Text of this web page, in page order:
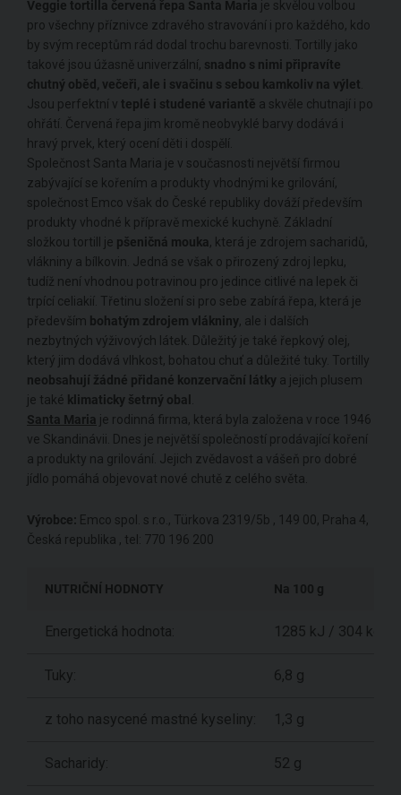
Veggie tortilla červená řepa Santa Maria je skvělou volbou
pro všechny příznivce zdravého stravování i pro každého, kdo
by svým receptům rád dodal trochu barevnosti. Tortilly jako
takové jsou úžasně univerzální, snadno s nimi připravíte
chutný oběd, večeři, ale i svačinu s sebou kamkoliv na výlet.
Jsou perfektní v teplé i studené variantě a skvěle chutnají i po
ohřátí. Červená řepa jim kromě neobvyklé barvy dodává i
hravý prvek, který ocení děti i dospělí.
Společnost Santa Maria je v současnosti největší firmou
zabývající se kořením a produkty vhodnými ke grilování,
společnost Emco však do České republiky dováží především
produkty vhodné k přípravě mexické kuchyně. Základní
složkou tortill je pšeničná mouka, která je zdrojem sacharidů,
vlákniny a bílkovin. Jedná se však o přirozený zdroj lepku,
tudíž není vhodnou potravinou pro jedince citlivé na lepek či
trpící celiakií. Třetinu složení si pro sebe zabírá řepa, která je
především bohatým zdrojem vlákniny, ale i dalších
nezbytných výživových látek. Důležitý je také řepkový olej,
který jim dodává vlhkost, bohatou chuť a důležité tuky. Tortilly
neobsahují žádné přidané konzervační látky a jejich plusem
je také klimaticky šetrný obal .
Santa Maria je rodinná firma, která byla založena v roce 1946
ve Skandinávii. Dnes je největší společností prodávající koření
a produkty na grilování. Jejich zvědavost a vášeň pro dobré
jídlo pomáhá objevovat nové chutě z celého světa.
Výrobce: Emco spol. s r.o., Türkova 2319/5b , 149 00, Praha 4,
Česká republika , tel: 770 196 200
NUTRIČNÍ HODNOTY Na 100 g
Energetická hodnota: 1285 kJ / 304 kcal
Tuky: 6,8 g
z toho nasycené mastné kyseliny: 1,3 g
Sacharidy: 52 g